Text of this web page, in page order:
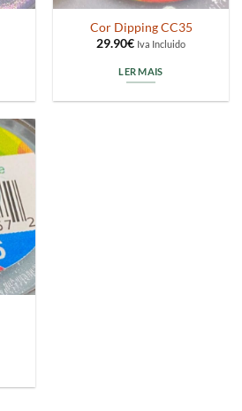
Cor Dipping CC35
29.90€ Iva Incluido
LER MAIS